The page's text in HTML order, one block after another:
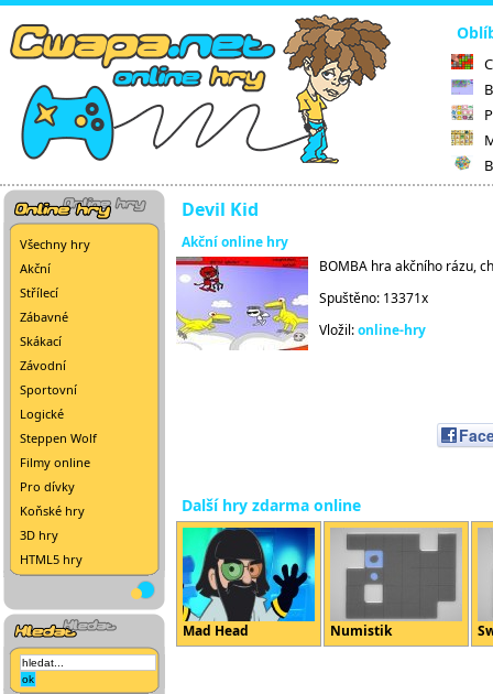
Všechny hry
Akční
Střílecí
Zábavné
Skákací
Závodní
Sportovní
Logické
Steppen Wolf
Filmy online
Pro dívky
Koňské hry
3D hry
HTML5 hry
Devil Kid
Akční online hry
BOMBA hra akčního rázu,
Spuštěno: 13371x
Vložil:online-hry
Další hry zdarma online
Mad Head Numistik